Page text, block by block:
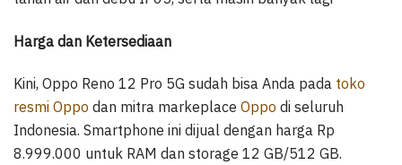
Harga dan Ketersediaan
Kini, Oppo Reno 12 Pro 5G sudah bisa Anda pada toko
resmi Oppo dan mitra markeplace Oppo di seluruh
Indonesia. Smartphone ini dijual dengan harga Rp
8.999.000 untuk RAM dan storage 12 GB/512 GB.